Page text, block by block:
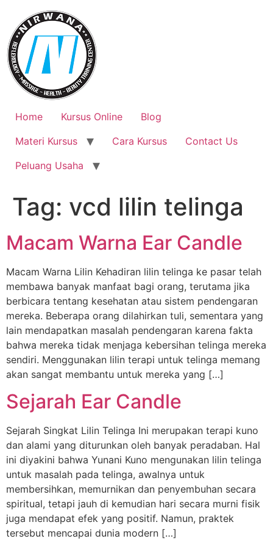
content
Home Kursus Online
Blog
Materi Kursus
Cara Kursus
Contact Us
Peluang Usaha
Tag: vcd lilin telinga
Macam Warna Ear Candle
Macam Warna Lilin Kehadiran lilin telinga ke pasar telah
membawa banyak manfaat bagi orang, terutama jika
berbicara tentang kesehatan atau sistem pendengaran
mereka. Beberapa orang dilahirkan tuli, sementara yang
lain mendapatkan masalah pendengaran karena fakta
bahwa mereka tidak menjaga kebersihan telinga mereka
sendiri. Menggunakan lilin terapi untuk telinga memang
akan sangat membantu untuk mereka yang […]
Sejarah Ear Candle
Sejarah Singkat Lilin Telinga Ini merupakan terapi kuno
dan alami yang diturunkan oleh banyak peradaban. Hal
ini diyakini bahwa Yunani Kuno mengunakan lilin telinga
untuk masalah pada telinga, awalnya untuk
membersihkan, memurnikan dan penyembuhan secara
spiritual, tetapi jauh di kemudian hari secara murni fisik
juga mendapat efek yang positif. Namun, praktek
tersebut mencapai dunia modern […]